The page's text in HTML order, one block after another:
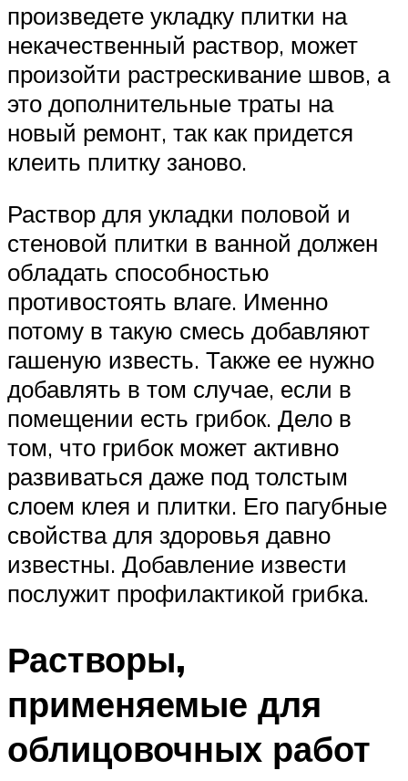
произведете укладку плитки на
некачественный раствор, может
произойти растрескивание швов, а
это дополнительные траты на
новый ремонт, так как придется
клеить плитку заново.
Раствор для укладки половой и
стеновой плитки в ванной должен
обладать способностью
противостоять влаге. Именно
потому в такую смесь добавляют
гашеную известь. Также ее нужно
добавлять в том случае, если в
помещении есть грибок. Дело в
том, что грибок может активно
развиваться даже под толстым
слоем клея и плитки. Его пагубные
свойства для здоровья давно
известны. Добавление извести
послужит профилактикой грибка.
Растворы,
применяемые для
облицовочных работ